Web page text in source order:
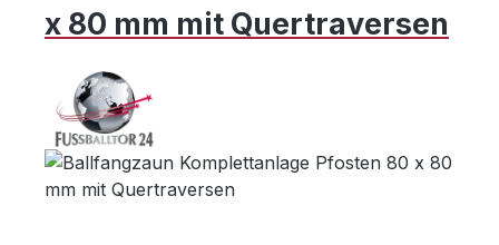
x 80 mm mit Quertraversen
Bildergalerie überspringen